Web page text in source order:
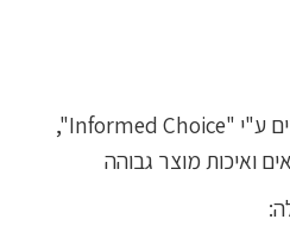
– נבדק עבור חומרים אסורים ע"י "Informed Choice",
ואיכות מוצר גבוהה